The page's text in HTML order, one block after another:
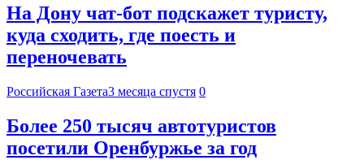
На Дону чат-бот подскажет туристу,
куда сходить, где поесть и
переночевать
Российская Газета3 месяца спустя 0
Более 250 тысяч автотуристов
посетили Оренбуржье за год